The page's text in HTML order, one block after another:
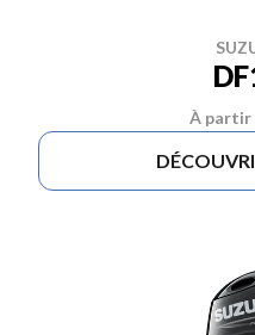
À partir